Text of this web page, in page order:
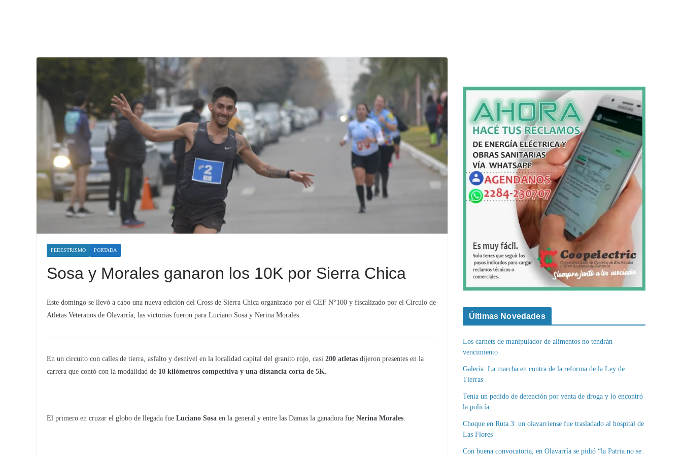
PEDESTRISMO PORTADA
Sosa y Morales ganaron los 10K por Sierra Chica
Este domingo se llevó a cabo una nueva edición del Cross de Sierra Chica organizado por el CEF N°100 y fiscalizado por el Círculo de
Atletas Veteranos de Olavarría; las victorias fueron para Luciano Sosa y Nerina Morales.
En un circuito con calles de tierra, asfalto y desnivel en la localidad capital del granito rojo, casi 200 atletas dijeron presentes en la
carrera que contó con la modalidad de 10 kilómetros competitiva y una distancia corta de 5K.
El primero en cruzar el globo de llegada fue Luciano Sosa en la general y entre las Damas la ganadora fue Nerina Morales.
Últimas Novedades
Los carnets de manipulador de alimentos no tendrán
vencimiento
Galería: La marcha en contra de la reforma de la Ley de
Tierras
Tenía un pedido de detención por venta de droga y lo encontró
la policía
Choque en Ruta 3: un olavarriense fue trasladado al hospital de
Las Flores
Con buena convocatoria, en Olavarría se pidió “la Patria no se